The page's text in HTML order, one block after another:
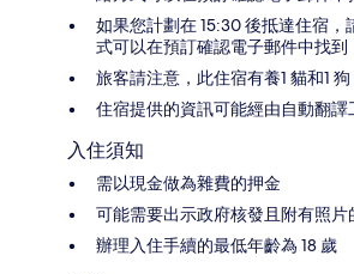
如果您計劃在 15:30 後抵達住宿
式可以在預訂確認電子郵件中找到
旅客請注意，此住宿有養1 貓和1 狗
住宿提供的資訊可能經由自動翻譯
入住須知
需以現金做為雜費的押金
可能需要出示政府核發且附有照片
辦理入住手續的最低年齡為 18 歲